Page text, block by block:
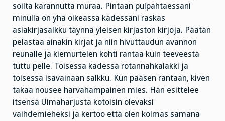
soilta karannutta muraa. Pintaan pulpahtaessani
minulla on yhä oikeassa kädessäni raskas
asiakirjasalkku täynnä yleisen kirjaston kirjoja. Päätän
pelastaa ainakin kirjat ja niin hivuttaudun avannon
reunalle ja kiemurtelen kohti rantaa kuin teeveestä
tuttu pelle. Toisessa kädessä rotannahkalakki ja
toisessa isävainaan salkku. Kun pääsen rantaan, kiven
takaa nousee harvahampainen mies. Hän esittelee
itsensä Uimaharjusta kotoisin olevaksi
vaihdemieheksi ja kertoo että olen kolmas samana